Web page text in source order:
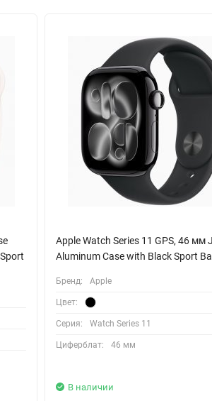
Apple Watch Series 11 GPS, 46 мм
Aluminum Case with Black Sport
Бренд: Apple
Цвет:
Серия: Watch Series 11
Циферблат: 46 мм
В наличии